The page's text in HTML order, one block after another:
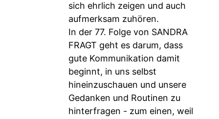
sich ehrlich zeigen und auch
aufmerksam zuhören.
In der 77. Folge von SANDRA
FRAGT geht es darum, dass
gute Kommunikation damit
beginnt, in uns selbst
hineinzuschauen und unsere
Gedanken und Routinen zu
hinterfragen - zum einen, weil